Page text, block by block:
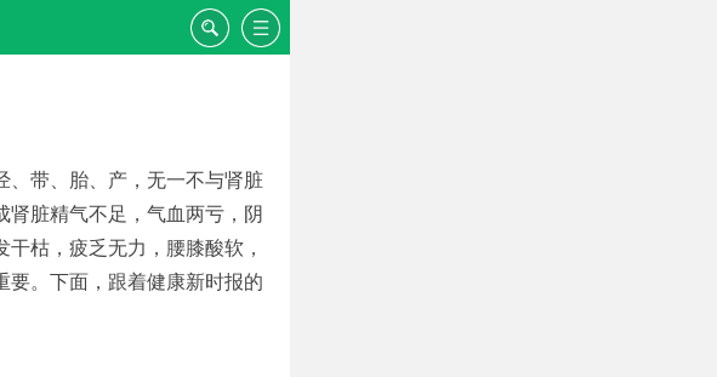
、带、胎、产，无一不与肾脏
肾脏精气不足，气血两亏，阴
枯，疲乏无力，腰膝酸软，
要。下面，跟着健康新时报的